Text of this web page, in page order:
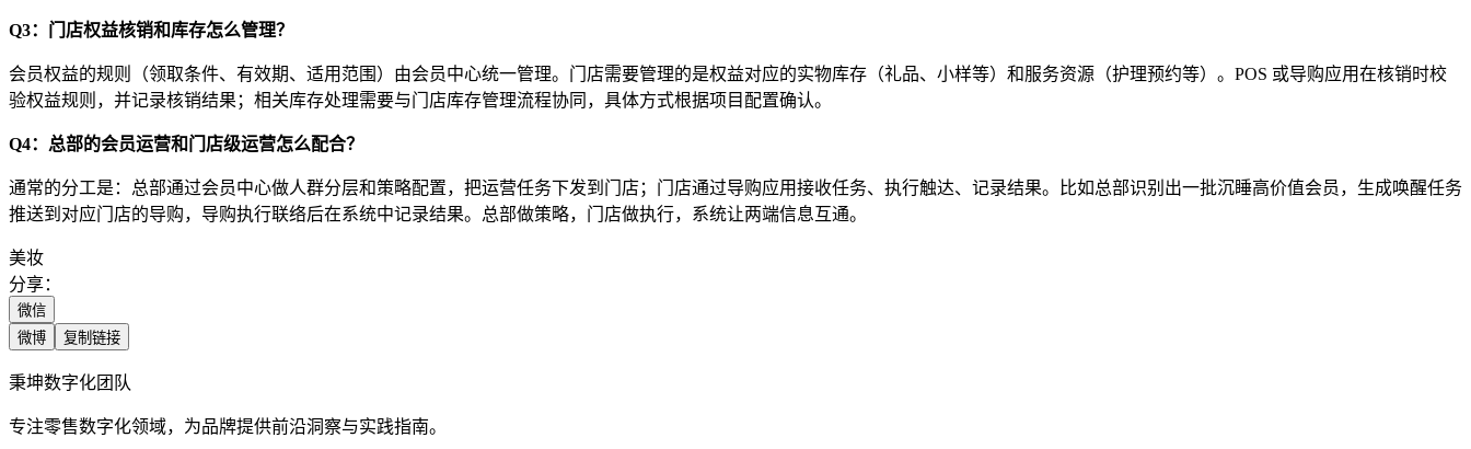
Q3：门店权益核销和库存怎么管理？
会员权益的规则（领取条件、有效期、适用范围）由会员中心统一管理。门店需要管理的是权益对应的实物库存（礼品、小样等）和服务资源（护理预约等）。POS 或导购应用在核销时校
验权益规则，并记录核销结果；相关库存处理需要与门店库存管理流程协同，具体方式根据项目配置确认。
Q4：总部的会员运营和门店级运营怎么配合？
通常的分工是：总部通过会员中心做人群分层和策略配置，把运营任务下发到门店；门店通过导购应用接收任务、执行触达、记录结果。比如总部识别出一批沉睡高价值会员，生成唤醒任务
推送到对应门店的导购，导购执行联络后在系统中记录结果。总部做策略，门店做执行，系统让两端信息互通。
美妆
分享：
微信
微博
复制链接
秉坤数字化团队
专注零售数字化领域，为品牌提供前沿洞察与实践指南。